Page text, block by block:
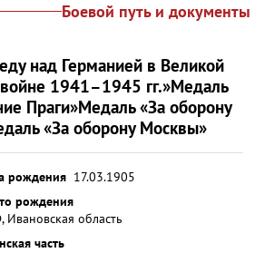
Боевой путь и документы
над Германией в Великой
1941–1945 гг.»Медаль
Праги»Медаль «За оборону
«За оборону Москвы»
рождения 17.03.1905
рождения
Ивановская область
часть